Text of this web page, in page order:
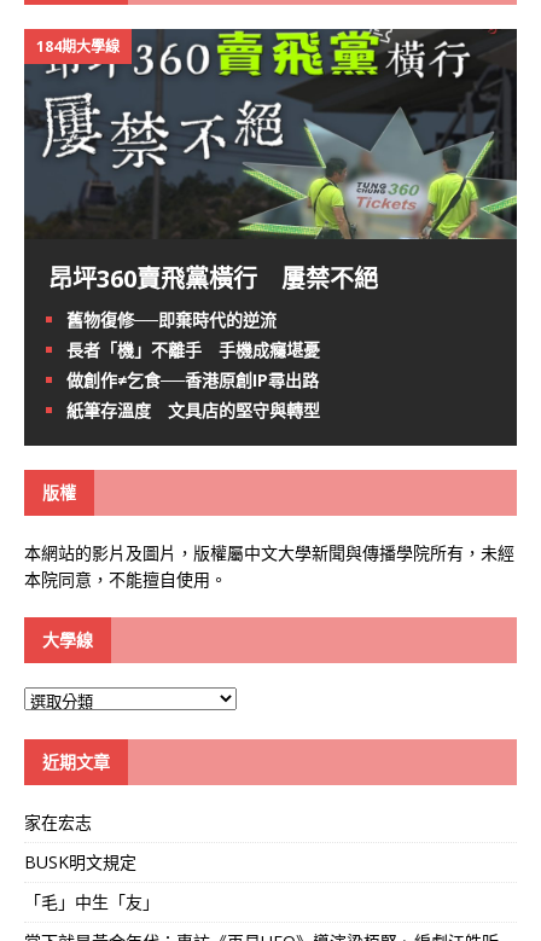
184期大學線
昂坪360賣飛黨橫行 屢禁不絕
舊物復修──即棄時代的逆流
長者「機」不離手 手機成癮堪憂
做創作≠乞食──香港原創IP尋出路
紙筆存溫度 文具店的堅守與轉型
版權
本網站的影片及圖片，版權屬中文大學新聞與傳播學院所有，未經
本院同意，不能擅自使用。
大學線
大
近期文章
家在宏志
BUSK明文規定
「毛」中生「友」